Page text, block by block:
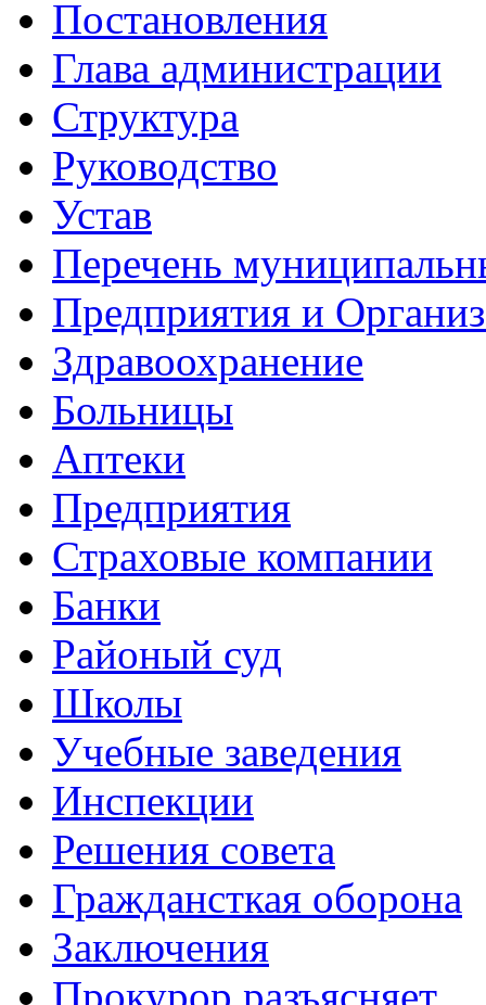
Постановления
Глава администрации
Структура
Руководство
Устав
Перечень
Предприятия и
Здравоохранение
Больницы
Аптеки
Предприятия
Страховые компании
Банки
Районый суд
Школы
Учебные заведения
Инспекции
Решения совета
Граждансткая оборона
Заключения